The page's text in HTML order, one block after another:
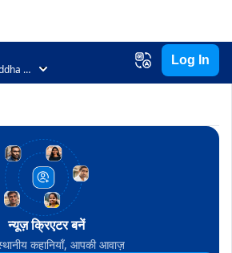
Noida, Gautam Buddha Nagar, Uttar Pradesh
Log In
न्यूज़ क्रिएटर बनें
कहानियाँ, आपकी आवाज़